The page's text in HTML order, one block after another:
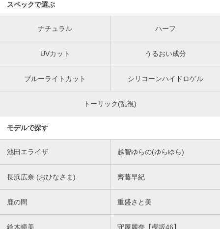
スペックで選ぶ
ナチュラル ハーフ
UVカット うるおい成分
ブルーライトカット シリコーンハイドロゲル
トーリック(乱視)
モデルで探す
池田エライザ 越智ゆらの(ゆらゆら)
長浜広奈 (おひなさま) 齊藤早紀
鹿の間 重盛さと美
鈴木瞳美 守屋麗奈【櫻坂46】